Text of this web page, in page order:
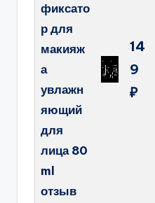
фиксато
р для
макияж
а
увлажн
яющий
для
лица 80
ml
отзыв
14
9
₽